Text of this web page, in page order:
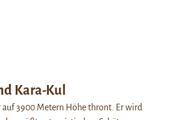
Kara-Kul
auf 3900 Metern Höhe thront. Er wird